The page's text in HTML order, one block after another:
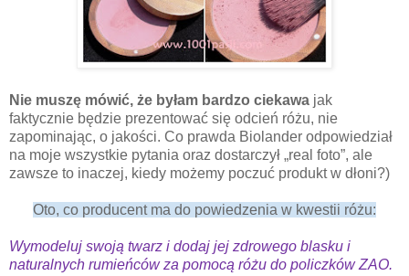
Nie muszę mówić, że byłam bardzo ciekawa jak
faktycznie będzie prezentować się odcień różu, nie
zapominając, o jakości. Co prawda Biolander odpowiedział
na moje wszystkie pytania oraz dostarczył „real foto”, ale
zawsze to inaczej, kiedy możemy poczuć produkt w dłoni?)
Oto, co producent ma do powiedzenia w kwestii różu:
Wymodeluj swoją twarz i dodaj jej zdrowego blasku i
naturalnych rumieńców za pomocą różu do policzków ZAO.